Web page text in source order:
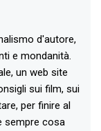
d'autore,
e mondanità.
un web site
sui film, sui
per finire al
sempre cosa